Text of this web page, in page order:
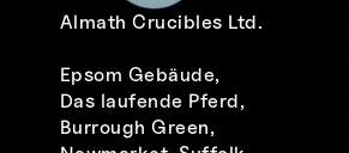
Almath Crucibles Ltd.
Epsom Gebäude,
Das laufende Pferd,
Burrough Green,